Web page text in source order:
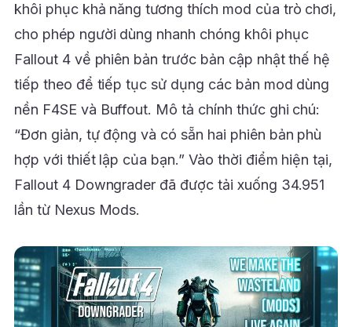
khôi phục khả năng tương thích mod của trò chơi,
cho phép người dùng nhanh chóng khôi phục
Fallout 4 về phiên bản trước bản cập nhật thế hệ
tiếp theo để tiếp tục sử dụng các bản mod dùng
nền F4SE và Buffout. Mô tả chính thức ghi chú:
“Đơn giản, tự động và có sẵn hai phiên bản phù
hợp với thiết lập của bạn.” Vào thời điểm hiện tại,
Fallout 4 Downgrader đã được tải xuống 34.951
lần từ Nexus Mods.